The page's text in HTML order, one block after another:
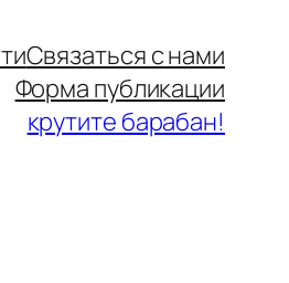
Связаться с нами
Форма публикации
крутите барабан!